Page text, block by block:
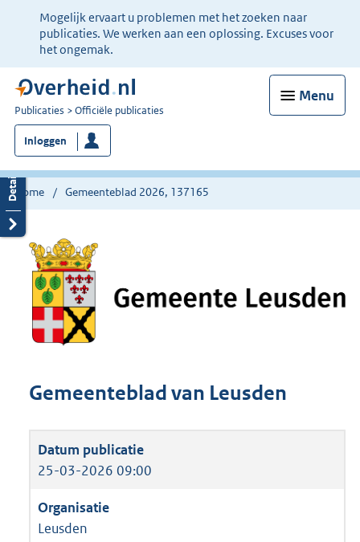
Ter
informatie:
Mogelijk ervaart u problemen met het zoeken naar
publicaties. We werken aan een oplossing. Excuses voor
het ongemak.
Menu
U
bent
nu
hier:
Publicaties Officiële publicaties
Inloggen
Home Gemeenteblad 2026, 137165
Gemeenteblad van Leusden
25-03-2026 09:00
Leusden